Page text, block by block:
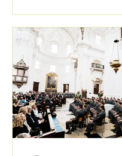
iscrizioni: domenica 6
Puoi iscriverti
https://it.alumni-
Riceverai i dati di